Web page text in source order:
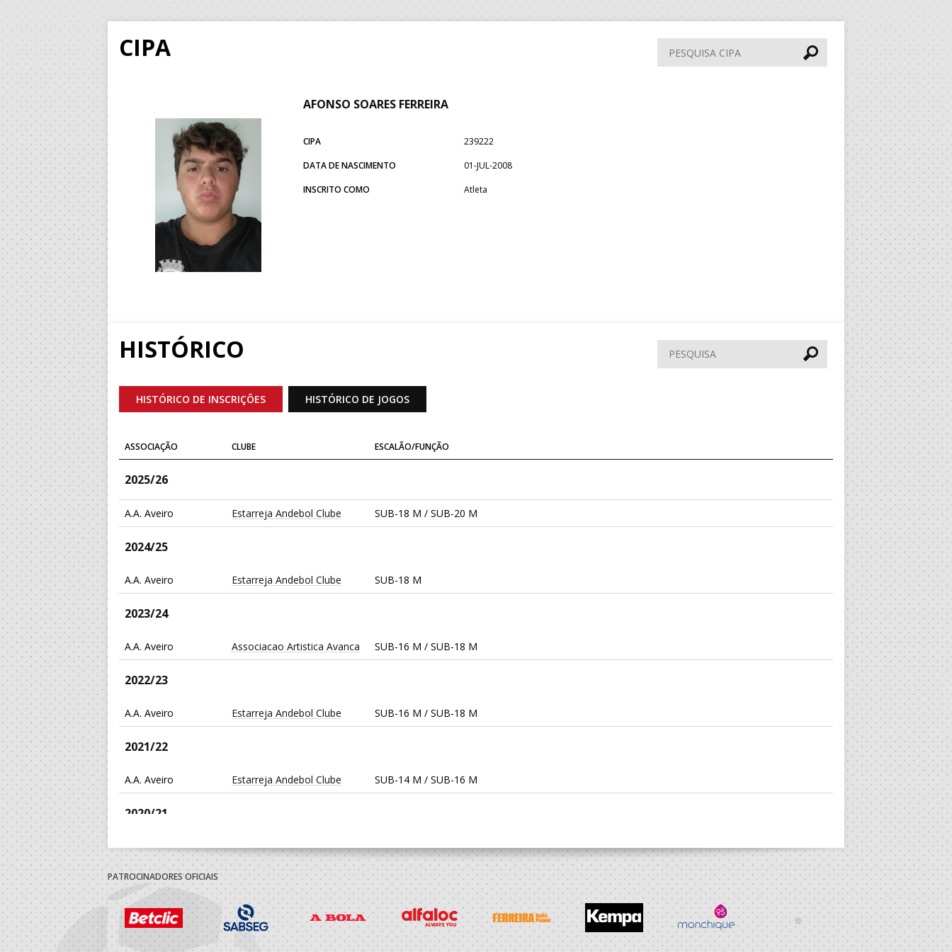
CIPA
Pesquisa
CIPA
AFONSO SOARES FERREIRA
CIPA
239222
DATA DE NASCIMENTO
01-JUL-2008
INSCRITO COMO
Atleta
HISTÓRICO Pesquisar
HISTÓRICO DE INSCRIÇÕES HISTÓRICO DE JOGOS
ASSOCIAÇÃO CLUBE ESCALÃO/FUNÇÃO
2025/26
A.A. Aveiro Estarreja Andebol Clube SUB-18 M / SUB-20 M
2024/25
A.A. Aveiro Estarreja Andebol Clube SUB-18 M
2023/24
A.A. Aveiro Associacao Artistica Avanca SUB-16 M / SUB-18 M
2022/23
A.A. Aveiro Estarreja Andebol Clube SUB-16 M / SUB-18 M
2021/22
A.A. Aveiro Estarreja Andebol Clube SUB-14 M / SUB-16 M
2020/21
A.A. Aveiro Estarreja Andebol Clube SUB-13 M
PATROCINADORES OFICIAIS